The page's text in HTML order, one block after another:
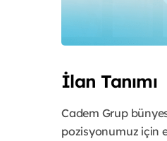
İlan Tanımı
Cadem Grup
pozisyonumuz için